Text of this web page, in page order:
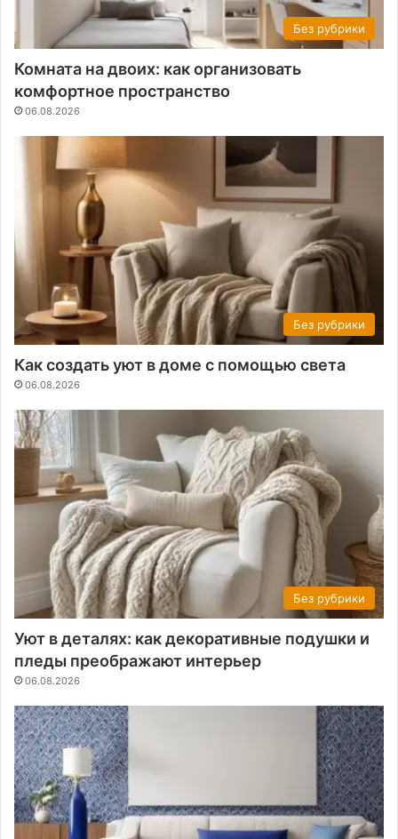
Без рубрики
Комната на двоих: как организовать
комфортное пространство
06.08.2026
Без рубрики
Как создать уют в доме с помощью света
06.08.2026
Без рубрики
Уют в деталях: как декоративные подушки и
пледы преображают интерьер
06.08.2026